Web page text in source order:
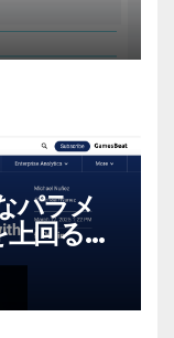
パラメ
回る新
ルをリ